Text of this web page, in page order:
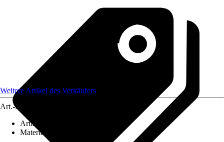
Weitere Artikel des Verkäufers
Art.-Nr.
Artikeltyp
Material